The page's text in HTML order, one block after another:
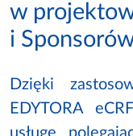
w
i
Dzięki
EDYTORA